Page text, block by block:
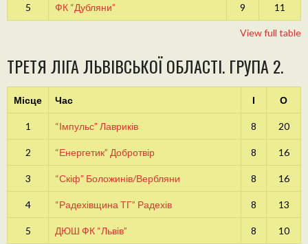
5 ФК “Дубляни” 9 11
View full table
ТРЕТЯ ЛІГА ЛЬВІВСЬКОЇ ОБЛАСТІ. ГРУПА 2.
Місце Час І О
1 “Імпульс” Лавриків 8 20
2 “Енергетик” Добротвір 8 16
3 “Скіф” Боложинів/Вербляни 8 16
4 “Радехівщина ТГ” Радехів 8 13
5 ДЮШ ФК “Львів” 8 10